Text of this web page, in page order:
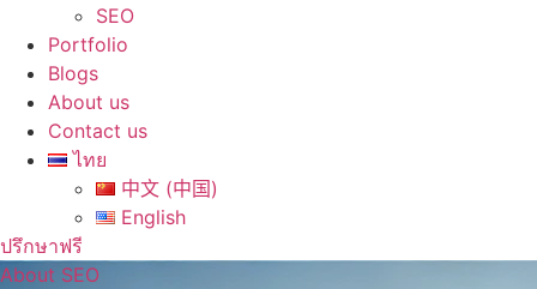
SEO
Portfolio
Blogs
About us
Contact us
ไทย
中文 (中国)
English
ปรึกษาฟรี
About SEO